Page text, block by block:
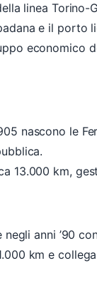
linea
e il porto
economico
nascono le
13.000 km,
anni ’90
km e